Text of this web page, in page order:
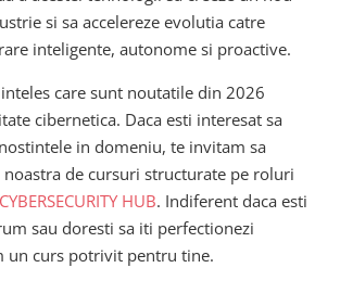
si sa accelereze evolutia catre
inteligente, autonome si proactive.
care sunt noutatile din 2026
cibernetica. Daca esti interesat sa
in domeniu, te invitam sa
de cursuri structurate pe roluri
CYBERSECURITY HUB. Indiferent daca esti
sau doresti sa iti perfectionezi
un curs potrivit pentru tine.